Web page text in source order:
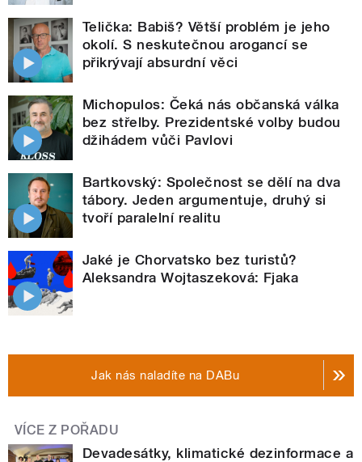
Telička: Babiš? Větší problém je jeho
okolí. S neskutečnou arogancí se
přikrývají absurdní věci
Michopulos: Čeká nás občanská válka
bez střelby. Prezidentské volby budou
džihádem vůči Pavlovi
Bartkovský: Společnost se dělí na dva
tábory. Jeden argumentuje, druhý si
tvoří paralelní realitu
Jaké je Chorvatsko bez turistů?
Aleksandra Wojtaszeková: Fjaka
Jak nás naladíte na DABu
VÍCE Z POŘADU
Devadesátky, klimatické dezinformace a